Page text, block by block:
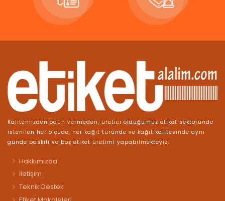
Kalitemizden ödün vermeden, üretici olduğumuz etiket sektöründe
istenilen her ölçüde, her kağıt türünde ve kağıt kalitesinde aynı
günde baskılı ve boş etiket üretimi yapabilmekteyiz.
Hakkımızda
İletişim
Teknik Destek